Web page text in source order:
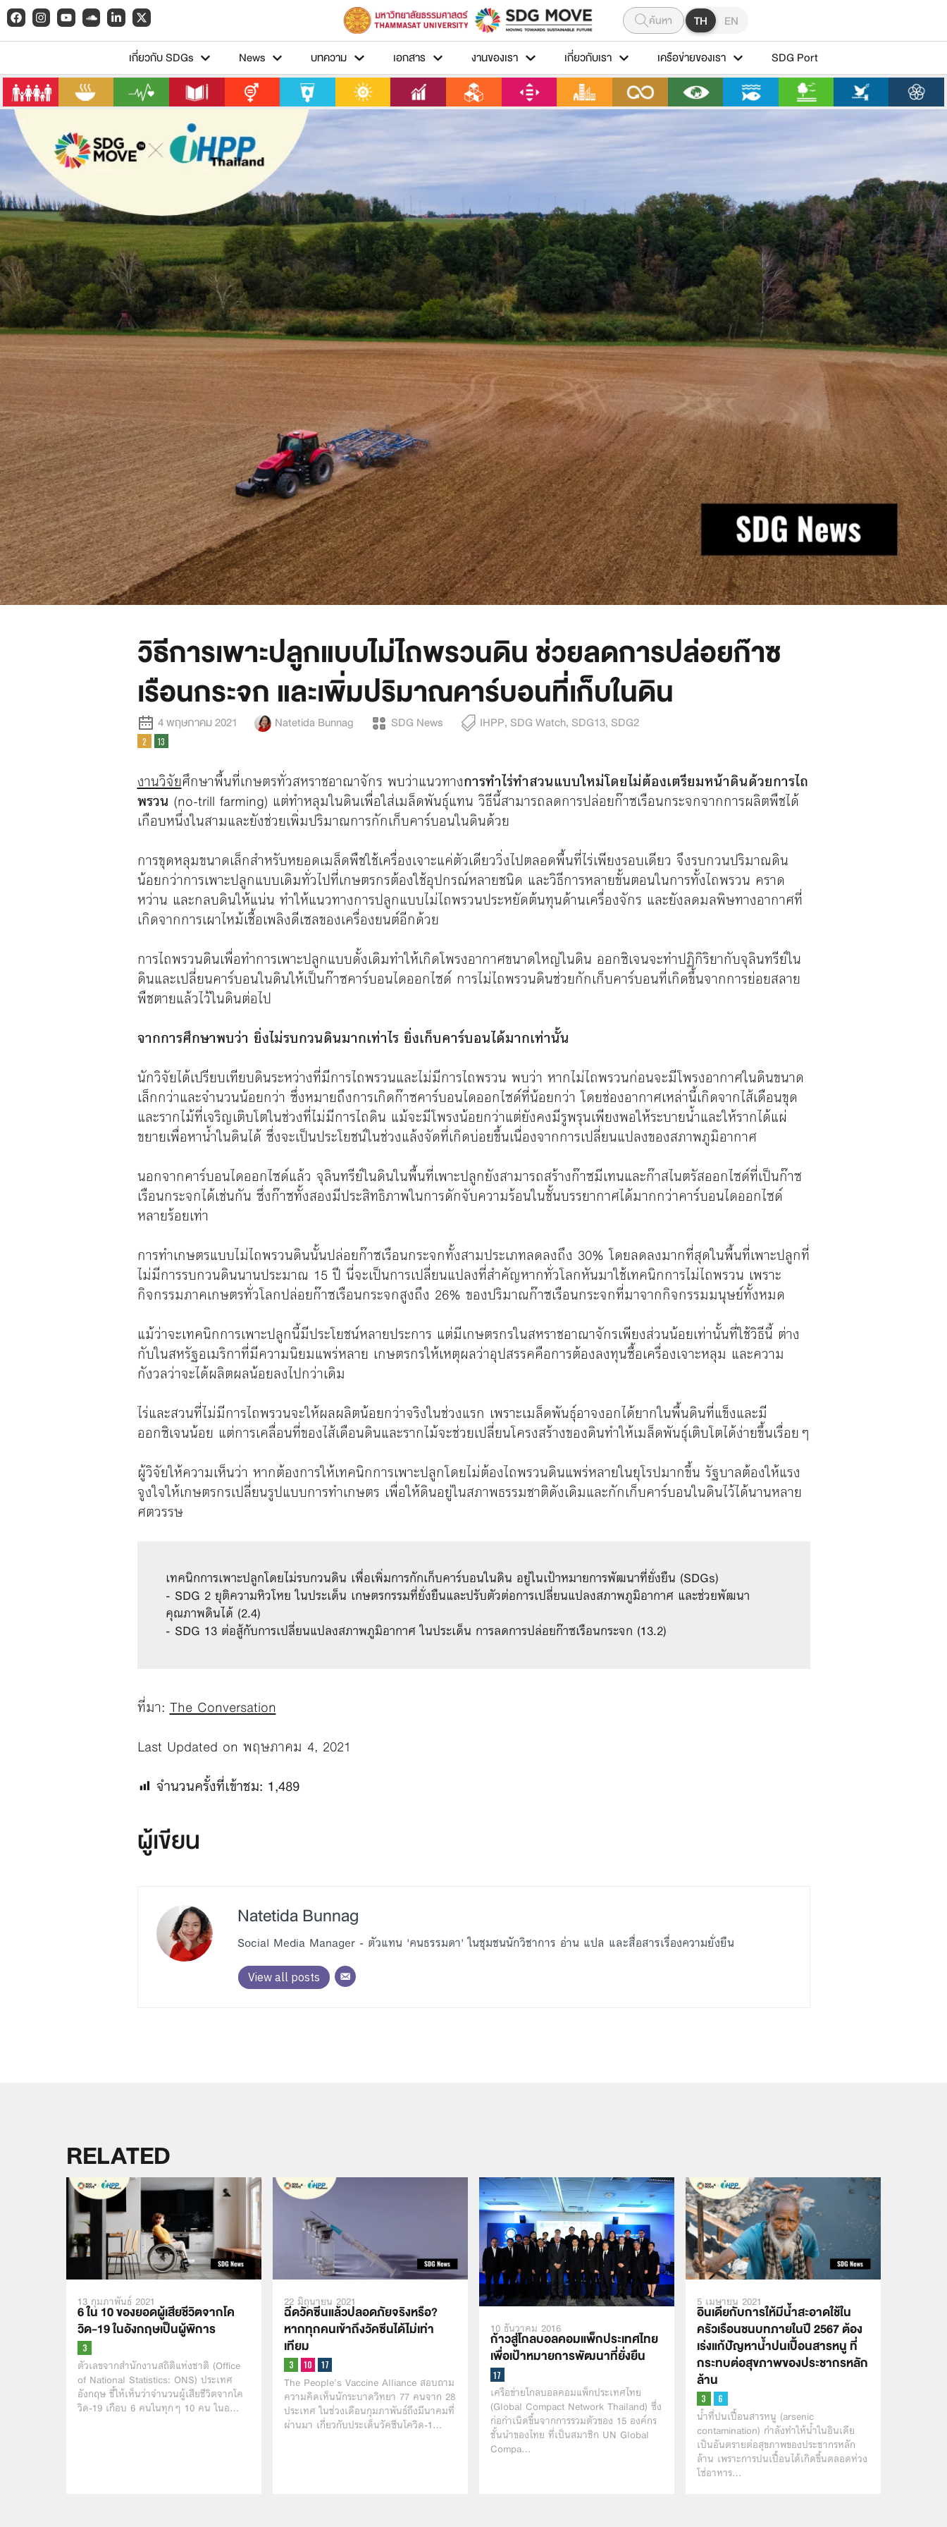
ค้นหา TH EN
เกี่ยวกับ SDGs News บทความ เอกสาร งานของเรา เกี่ยวกับเรา เครือข่ายของเรา SDG Port
วิธีการเพาะปลูกแบบไม่ไถพรวนดิน ช่วยลดการปล่อยก๊าซ
เรือนกระจก และเพิ่มปริมาณคาร์บอนที่เก็บในดิน
4 พฤษภาคม 2021 Natetida Bunnag SDG News IHPP, SDG Watch, SDG13, SDG2
งานวิจัยศึกษาพื้นที่เกษตรทั่วสหราชอาณาจักร พบว่าแนวทางการทำไร่ทำสวนแบบใหม่โดยไม่ต้องเตรียมหน้าดินด้วยการไถ
พรวน (no-trill farming) แต่ทำหลุมในดินเพื่อใส่เมล็ดพันธุ์แทน วิธีนี้สามารถลดการปล่อยก๊าซเรือนกระจกจากการผลิตพืชได้
เกือบหนึ่งในสามและยังช่วยเพิ่มปริมาณการกักเก็บคาร์บอนในดินด้วย
การขุดหลุมขนาดเล็กสำหรับหยอดเมล็ดพืชใช้เครื่องเจาะแค่ตัวเดียววิ่งไปตลอดพื้นที่ไร่เพียงรอบเดียว จึงรบกวนปริมาณดิน
น้อยกว่าการเพาะปลูกแบบเดิมทั่วไปที่เกษตรกรต้องใช้อุปกรณ์หลายชนิด และวิธีการหลายขั้นตอนในการทั้งไถพรวน คราด
หว่าน และกลบดินให้แน่น ทำให้แนวทางการปลูกแบบไม่ไถพรวนประหยัดต้นทุนด้านเครื่องจักร และยังลดมลพิษทางอากาศที่
เกิดจากการเผาไหม้เชื้อเพลิงดีเซลของเครื่องยนต์อีกด้วย
การไถพรวนดินเพื่อทำการเพาะปลูกแบบดั้งเดิมทำให้เกิดโพรงอากาศขนาดใหญ่ในดิน ออกซิเจนจะทำปฏิกิริยากับจุลินทรีย์ใน
ดินและเปลี่ยนคาร์บอนในดินให้เป็นก๊าซคาร์บอนไดออกไซด์ การไม่ไถพรวนดินช่วยกักเก็บคาร์บอนที่เกิดขึ้นจากการย่อยสลาย
พืชตายแล้วไว้ในดินต่อไป
จากการศึกษาพบว่า ยิ่งไม่รบกวนดินมากเท่าไร ยิ่งเก็บคาร์บอนได้มากเท่านั้น
นักวิจัยได้เปรียบเทียบดินระหว่างที่มีการไถพรวนและไม่มีการไถพรวน พบว่า หากไม่ไถพรวนก่อนจะมีโพรงอากาศในดินขนาด
เล็กกว่าและจำนวนน้อยกว่า ซึ่งหมายถึงการเกิดก๊าซคาร์บอนไดออกไซด์ที่น้อยกว่า โดยช่องอากาศเหล่านี้เกิดจากไส้เดือนขุด
และรากไม้ที่เจริญเติบโตในช่วงที่ไม่มีการไถดิน แม้จะมีโพรงน้อยกว่าแต่ยังคงมีรูพรุนเพียงพอให้ระบายน้ำและให้รากได้แผ่
ขยายเพื่อหาน้ำในดินได้ ซึ่งจะเป็นประโยชน์ในช่วงแล้งจัดที่เกิดบ่อยขึ้นเนื่องจากการเปลี่ยนแปลงของสภาพภูมิอากาศ
นอกจากคาร์บอนไดออกไซด์แล้ว จุลินทรีย์ในดินในพื้นที่เพาะปลูกยังสามารถสร้างก๊าซมีเทนและก๊าสไนตรัสออกไซด์ที่เป็นก๊าซ
เรือนกระจกได้เช่นกัน ซึ่งก๊าซทั้งสองมีประสิทธิภาพในการดักจับความร้อนในชั้นบรรยากาศได้มากกว่าคาร์บอนไดออกไซด์
หลายร้อยเท่า
การทำเกษตรแบบไม่ไถพรวนดินนั้นปล่อยก๊าซเรือนกระจกทั้งสามประเภทลดลงถึง 30% โดยลดลงมากที่สุดในพื้นที่เพาะปลูกที่
ไม่มีการรบกวนดินนานประมาณ 15 ปี นี่จะเป็นการเปลี่ยนแปลงที่สำคัญหากทั่วโลกหันมาใช้เทคนิกการไม่ไถพรวน เพราะ
กิจกรรมภาคเกษตรทั่วโลกปล่อยก๊าซเรือนกระจกสูงถึง 26% ของปริมาณก๊าซเรือนกระจกที่มาจากกิจกรรมมนุษย์ทั้งหมด
แม้ว่าจะเทคนิกการเพาะปลูกนี้มีประโยชน์หลายประการ แต่มีเกษตรกรในสหราชอาณาจักรเพียงส่วนน้อยเท่านั้นที่ใช้วิธีนี้ ต่าง
กับในสหรัฐอเมริกาที่มีความนิยมแพร่หลาย เกษตรกรให้เหตุผลว่าอุปสรรคคือการต้องลงทุนซื้อเครื่องเจาะหลุม และความ
กังวลว่าจะได้ผลิตผลน้อยลงไปกว่าเดิม
ไร่และสวนที่ไม่มีการไถพรวนจะให้ผลผลิตน้อยกว่าจริงในช่วงแรก เพราะเมล็ดพันธุ์อาจงอกได้ยากในพื้นดินที่แข็งและมี
ออกซิเจนน้อย แต่การเคลื่อนที่ของไส้เดือนดินและรากไม้จะช่วยเปลี่ยนโครงสร้างของดินทำให้เมล็ดพันธุ์เติบโตได้ง่ายขึ้นเรื่อยๆ
ผู้วิจัยให้ความเห็นว่า หากต้องการให้เทคนิกการเพาะปลูกโดยไม่ต้องไถพรวนดินแพร่หลายในยุโรปมากขึ้น รัฐบาลต้องให้แรง
จูงใจให้เกษตรกรเปลี่ยนรูปแบบการทำเกษตร เพื่อให้ดินอยู่ในสภาพธรรมชาติดังเดิมและกักเก็บคาร์บอนในดินไว้ได้นานหลาย
ศตวรรษ
เทคนิกการเพาะปลูกโดยไม่รบกวนดิน เพื่อเพิ่มการกักเก็บคาร์บอนในดิน อยู่ในเป้าหมายการพัฒนาที่ยั่งยืน (SDGs)
- SDG 2 ยุติความหิวโหย ในประเด็น เกษตรกรรมที่ยั่งยืนและปรับตัวต่อการเปลี่ยนแปลงสภาพภูมิอากาศ และช่วยพัฒนา
คุณภาพดินได้ (2.4)
- SDG 13 ต่อสู้กับการเปลี่ยนแปลงสภาพภูมิอากาศ ในประเด็น การลดการปล่อยก๊าซเรือนกระจก (13.2)
ที่มา:The Conversation
Last Updated on พฤษภาคม 4, 2021
จำนวนครั้งที่เข้าชม: 1,489
ผู้เขียน
Natetida Bunnag
Social Media Manager - ตัวแทน 'คนธรรมดา' ในชุมชนนักวิชาการ อ่าน แปล และสื่อสารเรื่องความยั่งยืน
View all posts
RELATED
13 กุมภาพันธ์ 2021
6 ใน 10 ของยอดผู้เสียชีวิตจากโค
วิด-19 ในอังกฤษเป็นผู้พิการ
ตัวเลขจากสำนักงานสถิติแห่งชาติ (Office
of National Statistics: ONS) ประเทศ
อังกฤษ ชี้ให้เห็นว่าจำนวนผู้เสียชีวิตจากโค
วิด-19 เกือบ 6 คนในทุกๆ 10 คน ในอ…
22 มิถุนายน 2021
ฉีดวัคซีนแล้วปลอดภัยจริงหรือ?
หากทุกคนเข้าถึงวัคซีนได้ไม่เท่า
เทียม
The People’s Vaccine Alliance สอบถาม
ความคิดเห็นนักระบาดวิทยา 77 คนจาก 28
ประเทศ ในช่วงเดือนกุมภาพันธ์ถึงมีนาคมที่
ผ่านมา เกี่ยวกับประเด็นวัคซีนโควิด-1…
10 ธันวาคม 2016
ก้าวสู่โกลบอลคอมแพ็กประเทศไทย
เพื่อเป้าหมายการพัฒนาที่ยั่งยืน
เครือข่ายโกลบอลคอมแพ็กประเทศไทย
(Global Compact Network Thailand) ซึ่ง
ก่อกำเนิดขึ้นจากการรวมตัวของ 15 องค์กร
ชั้นนำของไทย ที่เป็นสมาชิก UN Global
Compa…
5 เมษายน 2021
อินเดียกับการให้มีน้ำสะอาดใช้ใน
ครัวเรือนชนบทภายในปี 2567 ต้อง
เร่งแก้ปัญหาน้ำปนเปื้อนสารหนู ที่
กระทบต่อสุขภาพของประชากรหลัก
ล้าน
น้ำที่ปนเปื้อนสารหนู (arsenic
contamination) กำลังทำให้น้ำในอินเดีย
เป็นอันตรายต่อสุขภาพของประชากรหลัก
ล้าน เพราะการปนเปื้อนได้เกิดขึ้นตลอดห่วง
โซ่อาหาร…